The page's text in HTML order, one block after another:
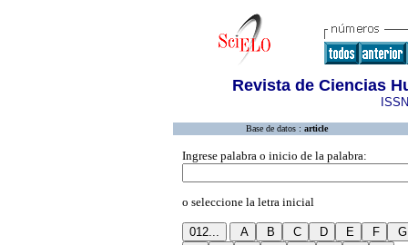
Revista de Ciencias
Base de datos : article
Ingrese palabra o inicio de la palabra:
o seleccione la letra inicial